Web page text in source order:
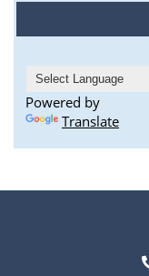
Powered by
Translate